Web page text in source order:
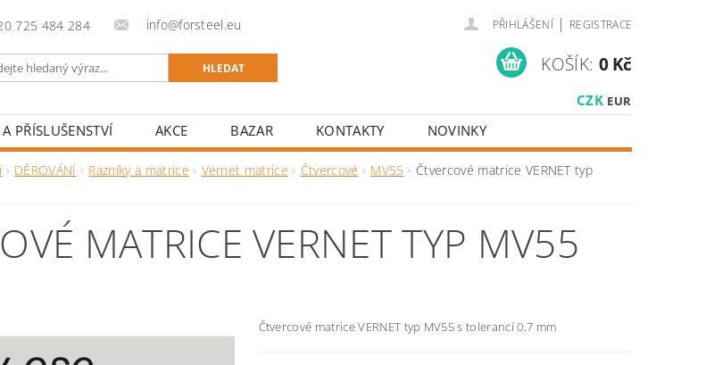
725 484 284 info@forsteel.eu PŘIHLÁŠENÍ | REGISTRACE
CZK EUR
KOŠÍK: 0 Kč
PŘÍSLUŠENSTVÍ AKCE BAZAR KONTAKTY
NOVINKY
DĚROVÁNÍ Razníky a matrice Vernet matrice Čtvercové MV55
Čtvercové matrice VERNET typ
MATRICE VERNET TYP MV55
Čtvercové matrice VERNET typ MV55 s tolerancí 0,7 mm